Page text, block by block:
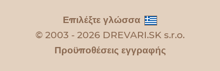
Επιλέξτε γλώσσα
© 2003 - 2026 DREVARI.SK s.r.o.
Προϋποθέσεις εγγραφής